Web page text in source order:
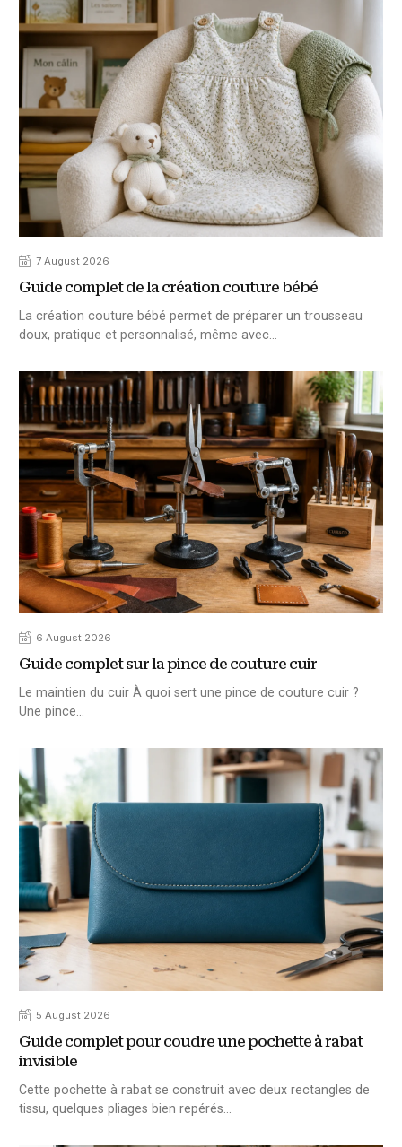
7 August 2026
Guide complet de la création couture bébé
La création couture bébé permet de préparer un trousseau
doux, pratique et personnalisé, même avec…
6 August 2026
Guide complet sur la pince de couture cuir
Le maintien du cuir À quoi sert une pince de couture cuir ?
Une pince…
5 August 2026
Guide complet pour coudre une pochette à rabat
invisible
Cette pochette à rabat se construit avec deux rectangles de
tissu, quelques pliages bien repérés…